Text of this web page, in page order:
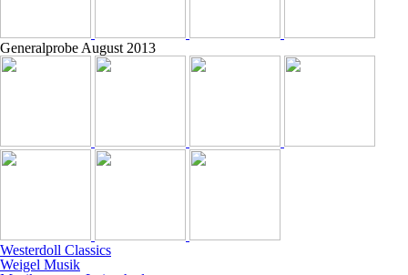
Generalprobe August 2013
Westerdoll Classics
Weigel Musik